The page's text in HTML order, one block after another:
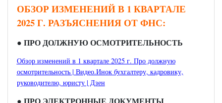
ОБЗОР ИЗМЕНЕНИЙ В 1 КВАРТАЛЕ
2025 Г. РАЗЪЯСНЕНИЯ ОТ ФНС:
● ПРО ДОЛЖНУЮ ОСМОТРИТЕЛЬНОСТЬ
Обзор изменений в 1 квартале 2025 г. Про должную
осмотрительность | Видео.Инок бухгалтеру, кадровику,
руководителю, юристу | Дзен